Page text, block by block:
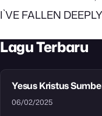
I`VE FALLEN
Lagu Terbaru
Yesus Kristus
06/02/2025